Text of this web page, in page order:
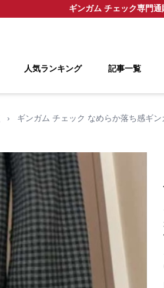
ギンガム チェック専門通
人気ランキング 記事一覧
› ギンガム チェック なめらか落ち感ギン